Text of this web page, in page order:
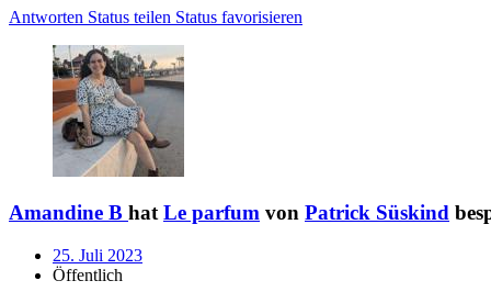
Antworten Status teilen Status favorisieren
Amandine B hatLe parfum von Patrick Süskind
25. Juli 2023
Öffentlich